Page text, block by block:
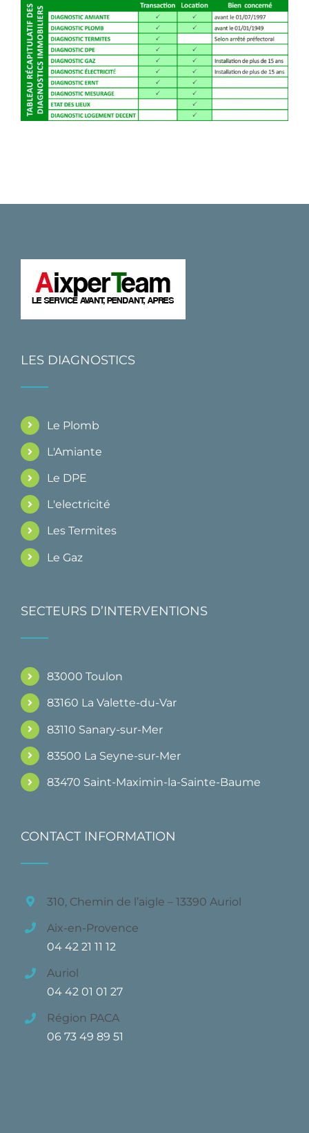
LES DIAGNOSTICS
Le Plomb
L'Amiante
Le DPE
L'electricité
Les Termites
Le Gaz
SECTEURS D’INTERVENTIONS
83000 Toulon
83160 La Valette-du-Var
83110 Sanary-sur-Mer
83500 La Seyne-sur-Mer
83470 Saint-Maximin-la-Sainte-Baume
CONTACT INFORMATION
310, Chemin de l’aigle – 13390 Auriol
Aix-en-Provence
04 42 21 11 12
Auriol
04 42 01 01 27
Région PACA
06 73 49 89 51